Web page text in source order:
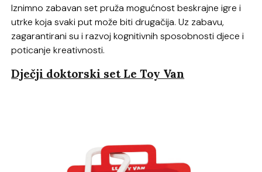
Iznimno zabavan set pruža mogućnost beskrajne igre i
utrke koja svaki put može biti drugačija. Uz zabavu,
zagarantirani su i razvoj kognitivnih sposobnosti djece i
poticanje kreativnosti.
Dječji doktorski set Le Toy Van